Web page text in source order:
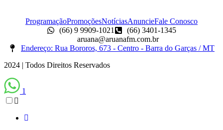
ProgramaçãoPromoçõesNotíciasAnuncieFale Conosco
(66) 9 9909-1021
(66) 3401-1345
aruana@aruanafm.com.br
Endereço: Rua Bororos, 673 - Centro - Barra do Garças / MT
2024 | Todos Direitos Reservados
1